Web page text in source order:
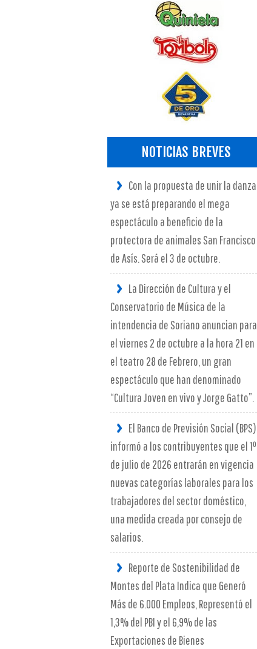
NOTICIAS BREVES
Con la propuesta de unir la danza
ya se está preparando el mega
espectáculo a beneficio de la
protectora de animales San Francisco
de Asís. Será el 3 de octubre.
La Dirección de Cultura y el
Conservatorio de Música de la
intendencia de Soriano anuncian para
el viernes 2 de octubre a la hora 21 en
el teatro 28 de Febrero, un gran
espectáculo que han denominado
“Cultura Joven en vivo y Jorge Gatto”.
El Banco de Previsión Social (BPS)
informó a los contribuyentes que el 1º
de julio de 2026 entrarán en vigencia
nuevas categorías laborales para los
trabajadores del sector doméstico,
una medida creada por consejo de
salarios.
Reporte de Sostenibilidad de
Montes del Plata Indica que Generó
Más de 6.000 Empleos, Representó el
1,3% del PBI y el 6,9% de las
Exportaciones de Bienes